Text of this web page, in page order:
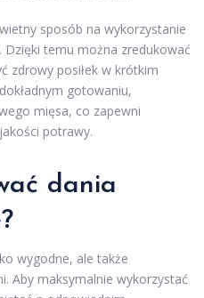
sposób na wykorzystanie
Dzięki temu można zredukować
zdrowy posiłek w krótkim
gotowaniu,
mięsa, co zapewni
potrawy.
dania
wygodne, ale także
Aby maksymalnie wykorzystać